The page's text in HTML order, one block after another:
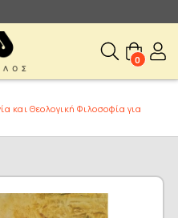
0
και Θεολογική Φιλοσοφία για